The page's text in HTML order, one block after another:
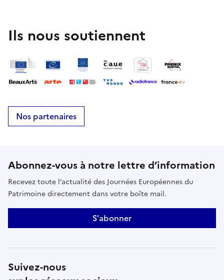
Ils nous soutiennent
Nos partenaires
Abonnez-vous à notre lettre d’information
Recevez toute l’actualité des Journées Européennes du
Patrimoine directement dans votre boîte mail.
S'abonner
Suivez-nous